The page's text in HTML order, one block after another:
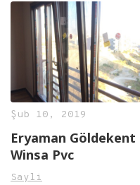
Şub 10, 2019
Eryaman Göldekent
Winsa Pvc
Sayli